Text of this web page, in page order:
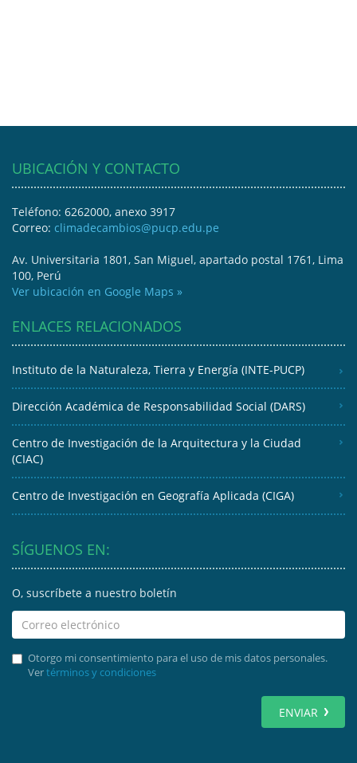
UBICACIÓN Y CONTACTO
Teléfono: 6262000, anexo 3917
Correo: climadecambios@pucp.edu.pe
Av. Universitaria 1801, San Miguel, apartado postal 1761, Lima
100, Perú
Ver ubicación en Google Maps »
ENLACES RELACIONADOS
Instituto de la Naturaleza, Tierra y Energía (INTE-PUCP)
Dirección Académica de Responsabilidad Social (DARS)
Centro de Investigación de la Arquitectura y la Ciudad
(CIAC)
Centro de Investigación en Geografía Aplicada (CIGA)
SÍGUENOS EN:
O, suscríbete a nuestro boletín
Otorgo mi consentimiento para el uso de mis datos personales.
Vertérminos y condiciones
ENVIAR